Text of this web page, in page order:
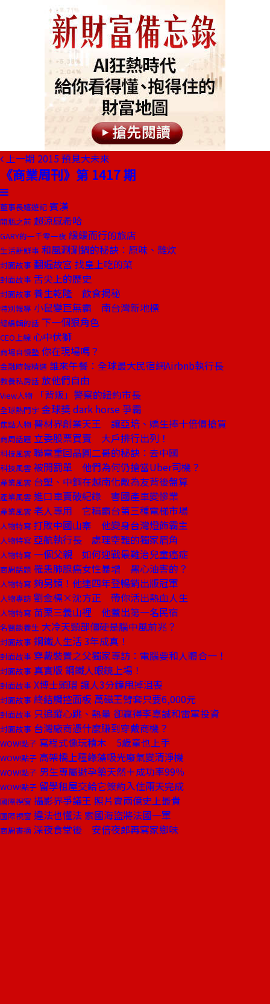
上一期 2015 預見大未來
《商業周刊》第 1417 期
董事長嬉遊記 賓漢
開瓶之前 超涼感希哈
GARY的一千零一夜 緩緩而行的旅店
生活新鮮事 和風涮涮鍋的秘訣：原味、雜炊
封面故事 翻遍故宮 找皇上吃的菜
封面故事 舌尖上的歷史
封面故事 養生乾隆 飲食揭秘
特別報導 小鼠變巨無霸 南台灣新地標
總編輯的話 下一個狠角色
CEO上線 心中伏獅
商場自慢塾 你在現場嗎？
金融時報精選 誰來午餐：全球最大民宿網Airbnb執行長
教養私房話 放他們自由
View人物 「背叛」警察的紐約市長
全球熱門字 金球獎 dark horse 爭霸
焦點人物 醫材界創業天王 讓亞培、嬌生捧十倍價搶買
商周話題 立委股票買賣 大戶排行出列！
科技風雲 聯電重回晶圓二哥的秘訣：去中國
科技風雲 被開罰單 他們為何仍搶當Uber司機？
產業風雲 台塑、中鋼在越南化敵為友背後盤算
產業風雲 進口車賣破紀錄 害國產車變慘業
產業風雲 老人專用 它稱霸台第三種電梯市場
人物特寫 打敗中國山寨 他變身台灣燈飾霸主
人物特寫 亞航執行長 處理空難的獨家眉角
人物特寫 一個父親 如何迎戰最難治兒童癌症
商周話題 罹患肺腺癌女性暴增 黑心油害的？
人物特寫 夠另類！他連四年登暢銷出版冠軍
人物專訪 劉金標×沈方正 帶你活出熱血人生
人物特寫 苗栗三義山裡 他蓋出第一名民宿
名醫談養生 大冷天頸部僵硬是腦中風前兆？
封面故事 鋼鐵人生活 3年成真！
封面故事 穿戴裝置之父獨家專訪：電腦要和人體合一！
封面故事 真實版 鋼鐵人眼鏡上場！
封面故事 X博士頭環 讓人3分鐘甩掉沮喪
封面故事 終結觸控面板 萬磁王臂套只要6,000元
封面故事 只追蹤心跳、熱量 卻贏得李嘉誠和雷軍投資
封面故事 台灣廠商憑什麼賺到穿戴商機？
WOW!點子 寫程式像玩積木 5歲童也上手
WOW!點子 高架橋上種綠藻吸光廢氣變清淨機
WOW!點子 男生專屬避孕藥天然＋成功率99％
WOW!點子 留學租屋交給它簽約入住兩天完成
國際視窗 攝影界爭議王 照片賣兩億史上最貴
國際視窗 違法也懂法 索國海盜將法國一軍
商周書摘 深夜食堂後 安倍夜郎再寫家鄉味